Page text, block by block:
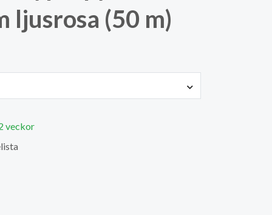
ljusrosa (50 m)
veckor